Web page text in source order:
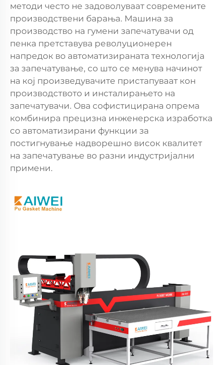
методи често не задоволуваат современите
производствени барања. Машина за
производство на гумени запечатувачи од
пенка претставува револуционерен
напредок во автоматизираната технологија
за запечатување, со што се менува начинот
на кој произведувачите пристапуваат кон
производството и инсталирањето на
запечатувачи. Ова софистицирана опрема
комбинира прецизна инженерска изработка
со автоматизирани функции за
постигнување надворешно висок квалитет
на запечатување во разни индустријални
примени.